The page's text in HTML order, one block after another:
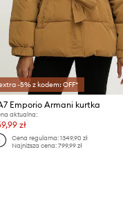
-5% z kodem: OFF*
Emporio Armani kurtka
aktualna:
zł
Cena regularna: 1349,90 zł
Najniższa cena: 799,99 zł